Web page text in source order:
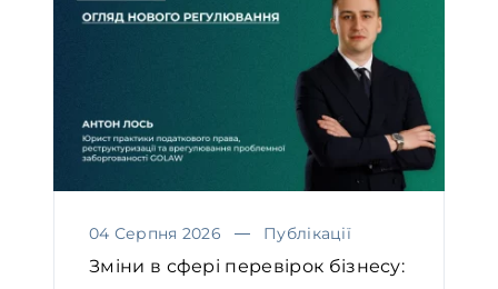
04 Серпня 2026 Публікації
Зміни в сфері перевірок бізнесу: